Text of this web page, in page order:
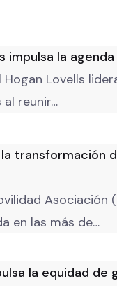
impulsa la
Hogan Lovells
al reunir…
la transformación
en las más de…
la equidad